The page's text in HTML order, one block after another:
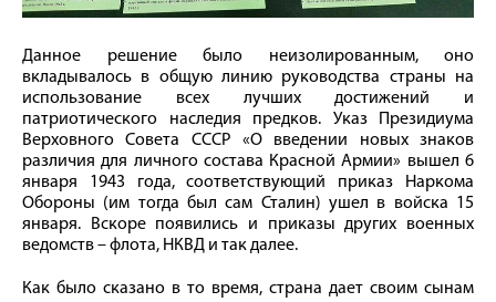
Данное решение было неизолированным, оно
вкладывалось в общую линию руководства страны на
использование всех лучших достижений и
патриотического наследия предков. Указ Президиума
Верховного Совета СССР «О введении новых знаков
различия для личного состава Красной Армии» вышел 6
января 1943 года, соответствующий приказ Наркома
Обороны (им тогда был сам Сталин) ушел в войска 15
января. Вскоре появились и приказы других военных
ведомств – флота, НКВД и так далее.
Как было сказано в то время, страна дает своим сынам